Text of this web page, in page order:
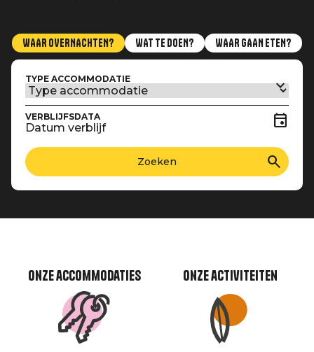
WAAR OVERNACHTEN? WAT TE DOEN? WAAR GAAN ETEN?
TYPE ACCOMMODATIE
VERBLIJFSDATA
Datum verblijf
Onze accommodaties Onze activiteiten